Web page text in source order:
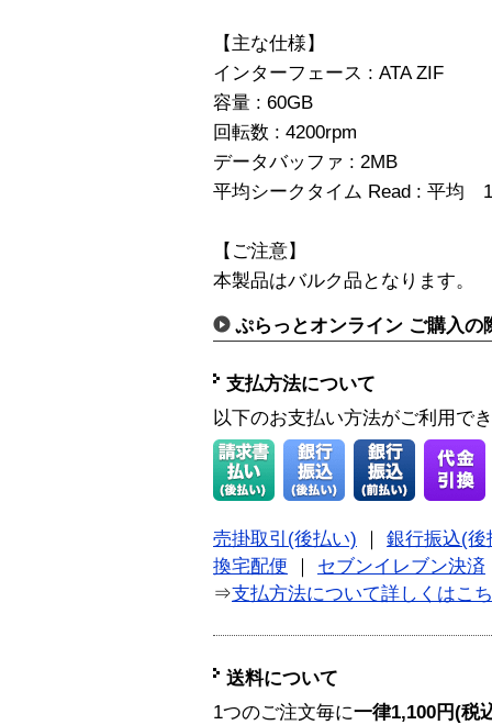
【主な仕様】
インターフェース : ATA ZIF
容量 : 60GB
回転数 : 4200rpm
データバッファ : 2MB
平均シークタイム Read : 平均
【ご注意】
本製品はバルク品となります。
ぷらっとオンライン ご購入の
支払方法について
以下のお支払い方法がご利用で
売掛取引(後払い)
銀行振込(後
換宅配便
セブンイレブン決済
⇒支払方法について詳しくはこ
送料について
1つのご注文毎に一律1,100円(税